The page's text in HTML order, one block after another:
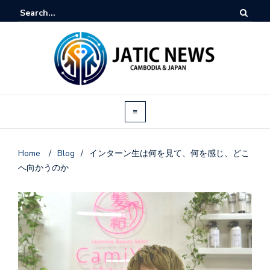
Home / Blog / インターン生は何を見て、何を感じ、どこ
へ向かうのか